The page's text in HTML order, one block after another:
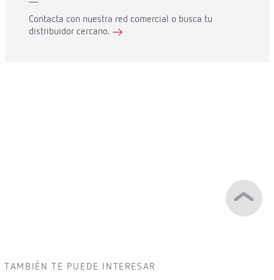
Contacta con nuestra red comercial o busca tu
distribuidor cercano.
TAMBIÉN TE PUEDE INTERESAR